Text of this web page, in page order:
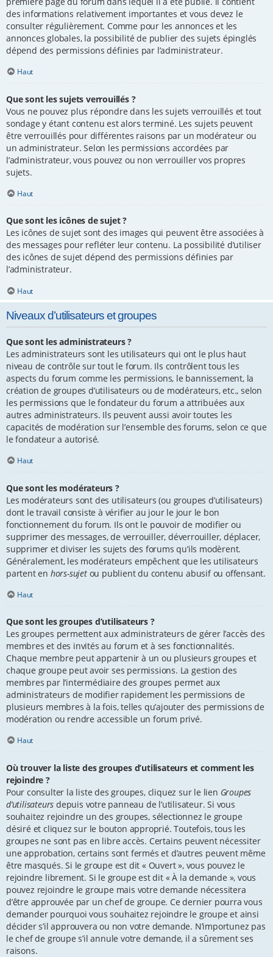
des informations relativement importantes et vous devez le
consulter régulièrement. Comme pour les annonces et les
annonces globales, la possibilité de publier des sujets épinglés
dépend des permissions définies par l’administrateur.
Haut
Que sont les sujets verrouillés ?
Vous ne pouvez plus répondre dans les sujets verrouillés et tout
sondage y étant contenu est alors terminé. Les sujets peuvent
être verrouillés pour différentes raisons par un modérateur ou
un administrateur. Selon les permissions accordées par
l’administrateur, vous pouvez ou non verrouiller vos propres
sujets.
Haut
Que sont les icônes de sujet ?
Les icônes de sujet sont des images qui peuvent être associées à
des messages pour refléter leur contenu. La possibilité d’utiliser
des icônes de sujet dépend des permissions définies par
l’administrateur.
Haut
Niveaux d’utilisateurs et groupes
Que sont les administrateurs ?
Les administrateurs sont les utilisateurs qui ont le plus haut
niveau de contrôle sur tout le forum. Ils contrôlent tous les
aspects du forum comme les permissions, le bannissement, la
création de groupes d’utilisateurs ou de modérateurs, etc., selon
les permissions que le fondateur du forum a attribuées aux
autres administrateurs. Ils peuvent aussi avoir toutes les
capacités de modération sur l’ensemble des forums, selon ce que
le fondateur a autorisé.
Haut
Que sont les modérateurs ?
Les modérateurs sont des utilisateurs (ou groupes d’utilisateurs)
dont le travail consiste à vérifier au jour le jour le bon
fonctionnement du forum. Ils ont le pouvoir de modifier ou
supprimer des messages, de verrouiller, déverrouiller, déplacer,
supprimer et diviser les sujets des forums qu’ils modèrent.
Généralement, les modérateurs empêchent que les utilisateurs
partent en hors-sujetou publient du contenu abusif ou offensant.
Haut
Que sont les groupes d’utilisateurs ?
Les groupes permettent aux administrateurs de gérer l’accès des
membres et des invités au forum et à ses fonctionnalités.
Chaque membre peut appartenir à un ou plusieurs groupes et
chaque groupe peut avoir ses permissions. La gestion des
membres par l’intermédiaire des groupes permet aux
administrateurs de modifier rapidement les permissions de
plusieurs membres à la fois, telles qu’ajouter des permissions de
modération ou rendre accessible un forum privé.
Haut
Où trouver la liste des groupes d’utilisateurs et comment les
rejoindre ?
Pour consulter la liste des groupes, cliquez sur le lien Groupes
d’utilisateurs depuis votre panneau de l’utilisateur. Si vous
souhaitez rejoindre un des groupes, sélectionnez le groupe
désiré et cliquez sur le bouton approprié. Toutefois, tous les
groupes ne sont pas en libre accès. Certains peuvent nécessiter
une approbation, certains sont fermés et d’autres peuvent même
être masqués. Si le groupe est dit « Ouvert », vous pouvez le
rejoindre librement. Si le groupe est dit « À la demande », vous
pouvez rejoindre le groupe mais votre demande nécessitera
d’être approuvée par un chef de groupe. Ce dernier pourra vous
demander pourquoi vous souhaitez rejoindre le groupe et ainsi
décider s’il approuvera ou non votre demande. N’importunez pas
le chef de groupe s’il annule votre demande, il a sûrement ses
raisons.